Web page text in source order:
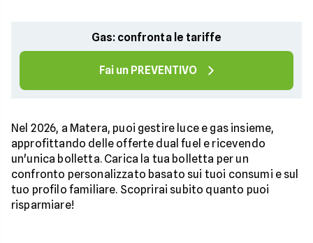
Gas: confronta le tariffe
Fai un PREVENTIVO
Nel 2026, a Matera, puoi gestire luce e gas insieme,
approfittando delle offerte dual fuel e ricevendo
un'unica bolletta. Carica la tua bolletta per un
confronto personalizzato basato sui tuoi consumi e sul
tuo profilo familiare. Scoprirai subito quanto puoi
risparmiare!